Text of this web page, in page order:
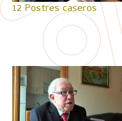
12 Postres caseros